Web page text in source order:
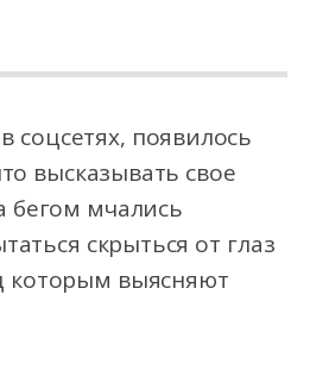
соцсетях, появилось
высказывать свое
бегом мчались
скрыться от глаз
которым выясняют